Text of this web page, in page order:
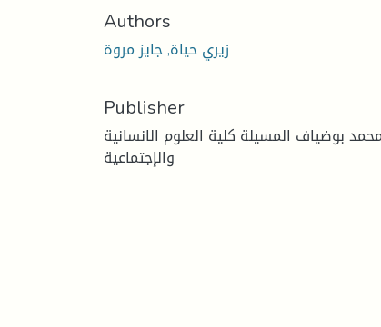
Authors
زيري حياة, جايز مروة
Publisher
بوضياف المسيلة كلية العلوم الانسانية
والإجتماعية